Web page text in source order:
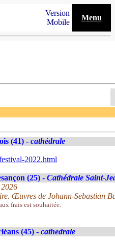
Version
Mobile
Menu
(41) - cathédrale
2022.html
(25) - Cathédrale Saint-
Œuvres de Johann-Sebastian
frais est souhaitée.
(45) - cathedrale